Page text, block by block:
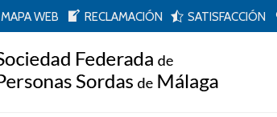
MAPA WEB RECLAMACIÓN SATISFACCIÓN